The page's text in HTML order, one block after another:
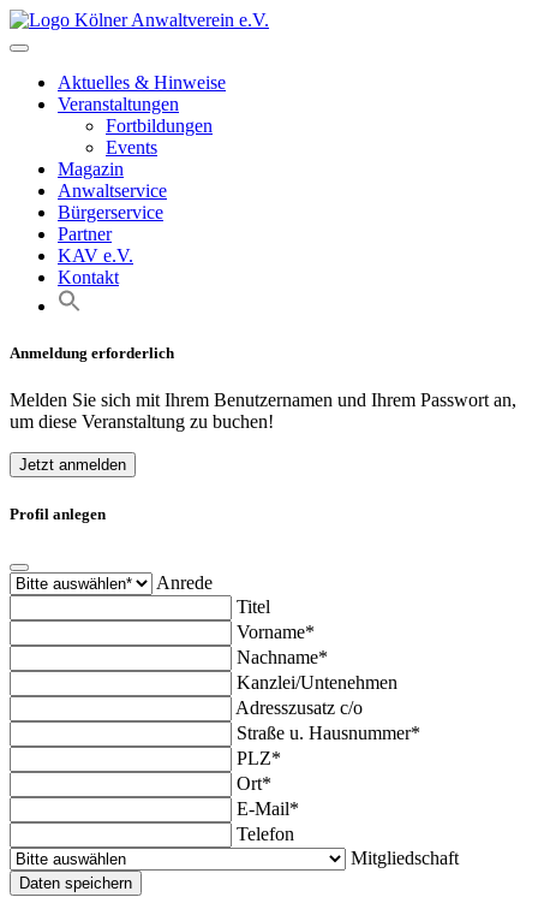
Skip
to
Aktuelles & Hinweise
Veranstaltungen
Fortbildungen
Events
Magazin
Anwaltservice
Bürgerservice
Partner
KAV e.V.
Kontakt
Anmeldung erforderlich
Melden Sie sich mit Ihrem Benutzernamen und Ihrem Passwort an,
um diese Veranstaltung zu buchen!
Jetzt anmelden
Profil anlegen
Anrede
Titel
Vorname*
Nachname*
Kanzlei/Untenehmen
Adresszusatz c/o
Straße u. Hausnummer*
PLZ*
Ort*
E-Mail*
Telefon
Mitgliedschaft
Daten speichern